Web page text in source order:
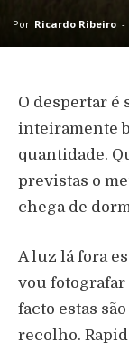
Por Ricardo Ribeiro -
O despertar é
inteiramente
quantidade.
previstas o
chega de
A luz lá fora
vou fotografar
facto estas
recolho.